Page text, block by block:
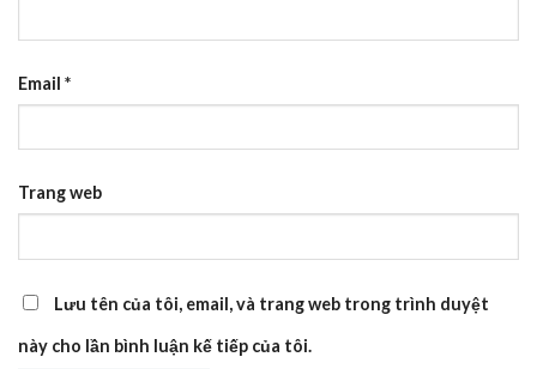
Email *
Trang web
Lưu tên của tôi, email, và trang web trong trình duyệt
này cho lần bình luận kế tiếp của tôi.